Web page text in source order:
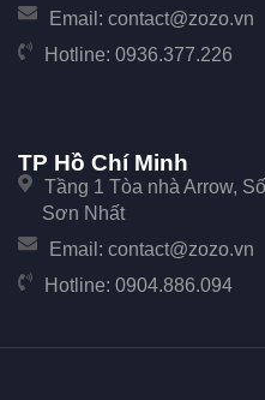
Email: contact@zozo.vn
Hotline: 0936.377.226
TP Hồ Chí Minh
Tầng 1 Tòa nhà Arrow,
Sơn Nhất
Email: contact@zozo.vn
Hotline: 0904.886.094